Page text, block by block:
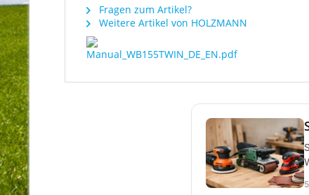
Fragen zum Artikel?
Weitere Artikel von HOLZMANN